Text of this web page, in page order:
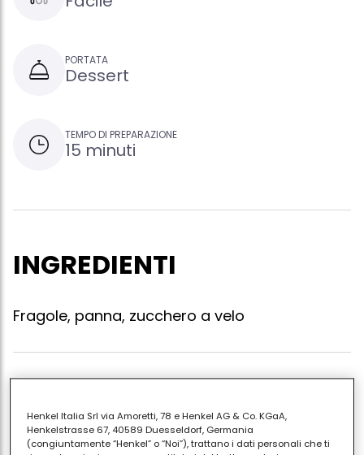
PORTATA
Dessert
TEMPO DI PREPARAZIONE
15 minuti
INGREDIENTI
Fragole, panna, zucchero a velo
quarti e disponetele nei piattini o nelle coppe.
spolverizzatele con poco zucchero a velo. montate
la panna con poco zucchero. ricoprite le fragole con
Henkel Italia Srl via Amoretti, 78 e Henkel AG & Co. KGaA,
Henkelstrasse 67, 40589 Duesseldorf, Germania
(congiuntamente “Henkel” o “Noi”), trattano i dati personali che ti